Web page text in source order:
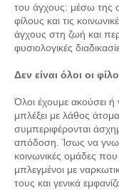
του άγχους: μέσω της
φίλους και τις
άγχους στη ζωή και
φυσιολογικές
Δεν είναι όλοι οι
Όλοι έχουμε ακούσει ή
μπλέξει με λάθος
συμπεριφέρονται
απόδοση. Ίσως να
κοινωνικές ομάδες
μπλεγμένοι με
τους και γενικά